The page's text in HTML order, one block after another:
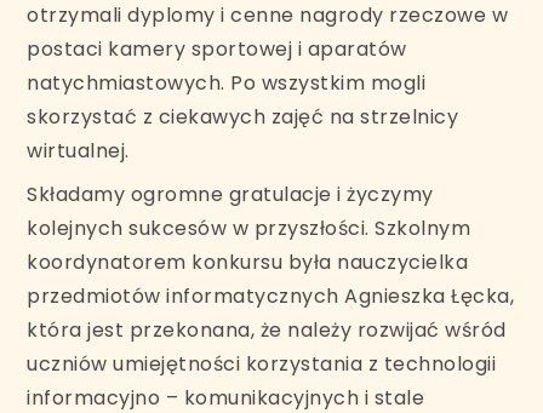
otrzymali dyplomy i cenne nagrody rzeczowe w
postaci kamery sportowej i aparatów
natychmiastowych. Po wszystkim mogli
skorzystać z ciekawych zajęć na strzelnicy
wirtualnej.
Składamy ogromne gratulacje i życzymy
kolejnych sukcesów w przyszłości. Szkolnym
koordynatorem konkursu była nauczycielka
przedmiotów informatycznych Agnieszka Łęcka,
która jest przekonana, że należy rozwijać wśród
uczniów umiejętności korzystania z technologii
informacyjno – komunikacyjnych i stale